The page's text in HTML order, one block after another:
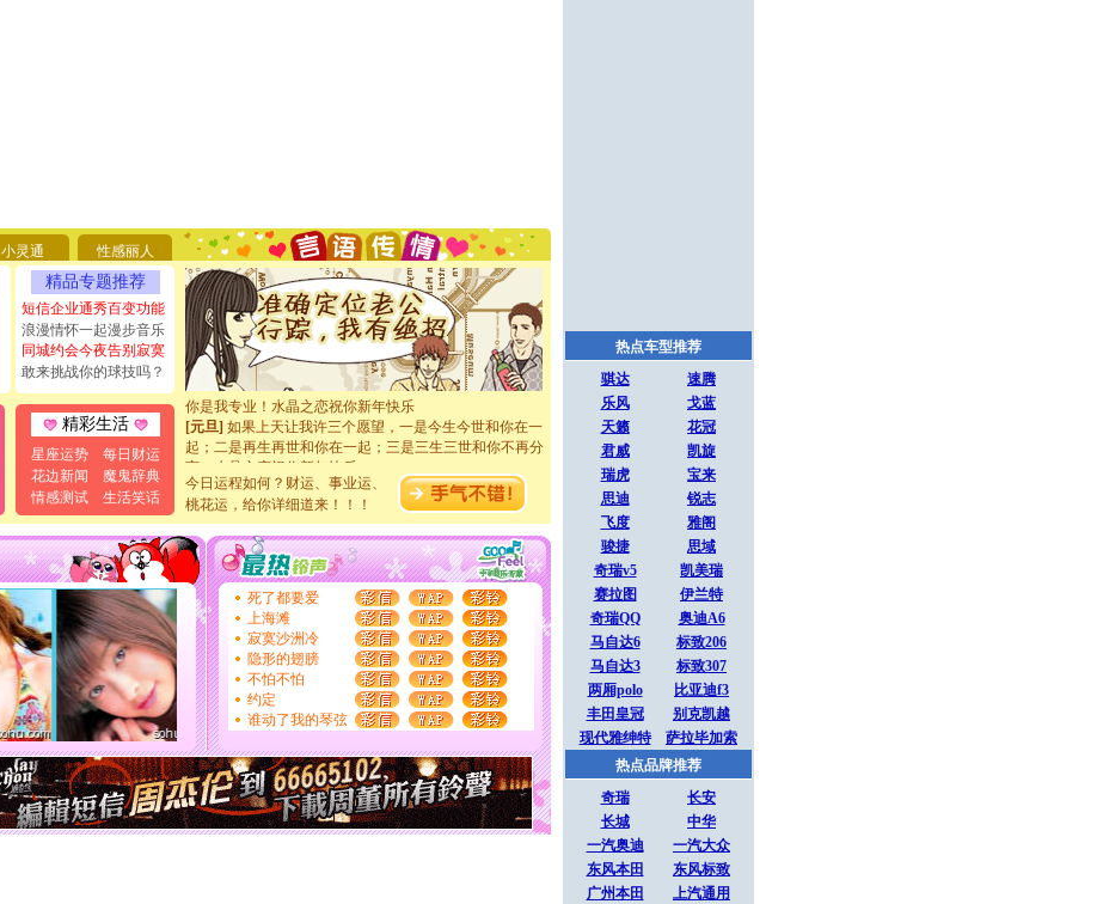
小灵通 性感丽人
精品专题推荐
短信企业通秀百变功能
浪漫情怀一起漫步音乐
同城约会今夜告别寂寞
敢来挑战你的球技吗？
精彩生活
星座运势
每日财运
花边新闻
魔鬼辞典
情感测试
生活笑话
要平安！千万要知足！千万不要忘记我！
[圣诞节]不只这样的日子才会想起你,而是这样的日子才
能正大光明地骚扰你,告诉你,圣诞要快乐!新年要快乐!天
天都要快乐噢!
[圣诞节]奉上一颗祝福的心,在这个特别的日子里,愿幸福,
如意,快乐,鲜花,一切美好的祝愿与你同在.圣诞快乐!
[元旦]看到你我会触电；看不到你我要充电；没有你我会
断电。爱你是我职业，想你是我事业，抱你是我特长，吻
你是我专业！水晶之恋祝你新年快乐
[元旦]如果上天让我许三个愿望，一是今生今世和你在一
起；二是再生再世和你在一起；三是三生三世和你不再分
离。水晶之恋祝你新年快乐
[元旦]当我狠下心扭头离去那一刻，你在我身后无助地哭
泣，这痛楚让我明白我多么爱你。我转身抱住你：这猪不
[春节]风柔雨润好月圆，半岛铁盒伴身边，每日尽显开心
颜！冬去春来似水如烟，劳碌人生需尽欢！听一曲轻歌，
道一声平安！新年吉祥万事如愿
[春节]
传说薰衣草有四片叶子：第一片叶子是信仰，第二
片叶子是希望，第三片叶子是爱情，第四片叶子是幸运。
送你一棵薰衣草，愿你新年快乐！
[圣诞节]圣诞节到了，想想没什么送给你的，又不打算给
你太多，只有给你五千万：千万快乐！千万要健康！千万
要平安！千万要知足！千万不要忘记我！
[圣诞节]不只这样的日子才会想起你,而是这样的日子才
能正大光明地骚扰你,告诉你,圣诞要快乐!新年要快乐!天
天都要快乐噢!
[圣诞节]奉上一颗祝福的心,在这个特别的日子里,愿幸福,
如意,快乐,鲜花,一切美好的祝愿与你同在.圣诞快乐!
[元旦]看到你我会触电；看不到你我要充电；没有你我会
今日运程如何？财运、事业运、
桃花运，给你详细道来！！！
死了都要爱
上海滩
寂寞沙洲冷
隐形的翅膀
不怕不怕
约定
谁动了我的琴弦
热点车型推荐
骐达
速腾
乐风
戈蓝
天籁
花冠
君威
凯旋
瑞虎
宝来
思迪
锐志
飞度
雅阁
骏捷
思域
奇瑞v5
凯美瑞
赛拉图
伊兰特
奇瑞QQ
奥迪A6
马自达6
标致206
马自达3
标致307
两厢polo
比亚迪f3
丰田皇冠
别克凯越
现代雅绅特
萨拉毕加索
热点品牌推荐
奇瑞
长安
长城
中华
一汽奥迪
一汽大众
东风本田
东风标致
广州本田
上汽通用